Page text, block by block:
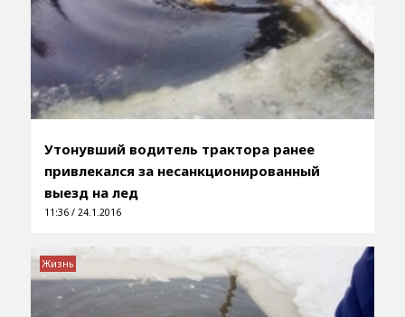
Утонувший водитель трактора ранее
привлекался за несанкционированный
выезд на лед
11:36 / 24.1.2016
Жизнь